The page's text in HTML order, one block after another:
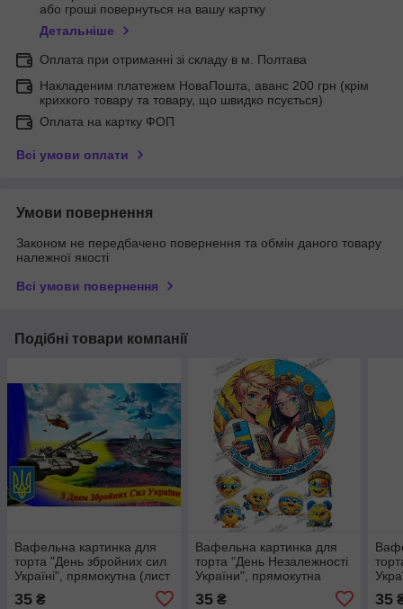
або гроші повернуться на вашу картку
Детальніше
Оплата при отриманні зі складу в м. Полтава
Накладеним платежем НоваПошта, аванс 200 грн (крім
крихкого товару та товару, що швидко псується)
Оплата на картку ФОП
Всі умови оплати
Умови повернення
Законом не передбачено повернення та обмін даного товару
належної якості
Всі умови повернення
Подібні товари компанії
Вафельна картинка для
торта "День збройних сил
Україні", прямокутна (лист
35 ₴
Вафельна картинка для
торта "День Незалежності
України", прямокутна
(лист А4, товщина 0,3 мм)
35₴ 35